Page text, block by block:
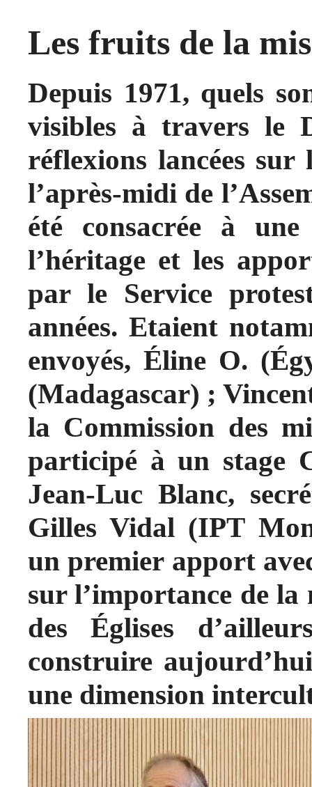
Les fruits de la
Depuis 1971, quels
visibles à travers le
réflexions lancées sur
l’après-midi de
été consacrée à
l’héritage et les
par le Service
années. Etaient
envoyés, Éline O.
(Madagascar) ;
la Commission des
participé à un stage
Jean-Luc Blanc,
Gilles Vidal (IPT
un premier apport
sur l’importance de la
des Églises
construire
une dimension